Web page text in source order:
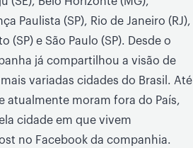
Paulista (SP), Rio de Janeiro (RJ),
(SP) e São Paulo (SP). Desde o
já compartilhou a visão de
variadas cidades do Brasil. Até
atualmente moram fora do País,
cidade em que vivem
no Facebook da companhia.